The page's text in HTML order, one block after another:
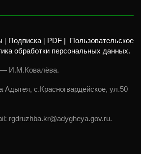
Подписка PDF |
Пользовательское
обработки персональных данных.
— И.М.Ковалёва.
Адыгея, с.Красногвардейское, ул.50
rgdruzhba.kr@adygheya.gov.ru.